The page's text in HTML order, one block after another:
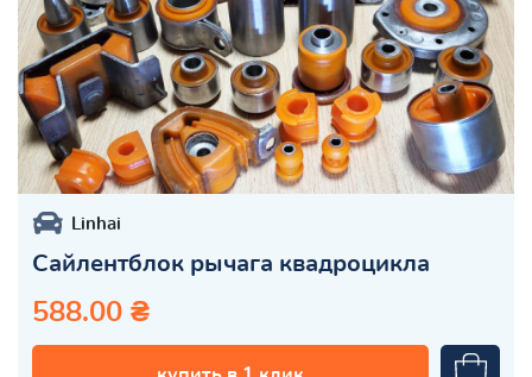
Linhai
Сайлентблок рычага квадроцикла
588.00 ₴